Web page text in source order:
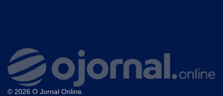
© 2026 O Jornal Online.